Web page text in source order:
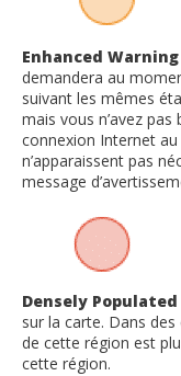
Enhanced
demandera au
suivant les mêmes
mais vous n’avez pas
connexion Internet
n’apparaissent pas
message
Densely Populated
sur la carte. Dans
de cette région est
cette région.